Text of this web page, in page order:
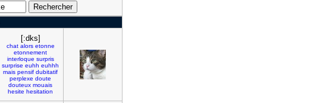
[:dks]
chat alors etonne
etonnement
interloque surpris
surprise euhh euhhh
mais pensif dubitatif
perplexe doute
douteux mouais
hesite hesitation